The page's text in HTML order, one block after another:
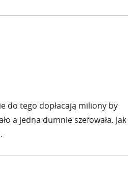
do tego dopłacają miliony by
a jedna dumnie szefowała. Jak